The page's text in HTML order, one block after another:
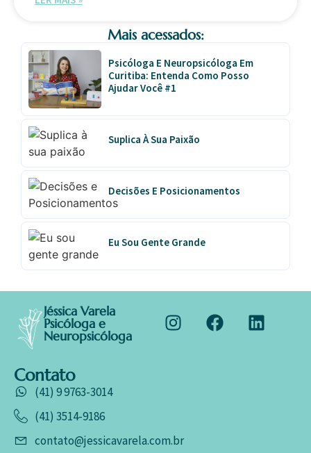
Mais acessados:
Psicóloga E Neuropsicóloga Em
Curitiba: Entenda Como Posso
Ajudar Você #1
Suplica À Sua Paixão
Decisões E Posicionamentos
Eu Sou Gente Grande
Jéssica Varela
Psicóloga e
Neuropsicóloga
Contato
(41) 9 9763-3014
(41) 3514-9186
contato@jessicavarela.com.br